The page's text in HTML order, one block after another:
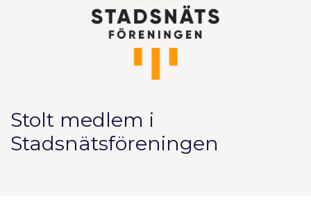
Stolt medlem i
Stadsnätsföreningen